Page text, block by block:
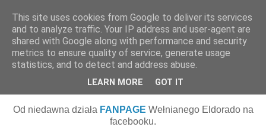
10 maja 2011
Wełniane Eldorado na Facebooku!
Od niedawna działa FANPAGE Wełnianego Eldorado na
facebooku.
This site uses cookies from Google to deliver its services
and to analyze traffic. Your IP address and user-agent are
shared with Google along with performance and security
metrics to ensure quality of service, generate usage
statistics, and to detect and address abuse.
LEARN MORE GOT IT